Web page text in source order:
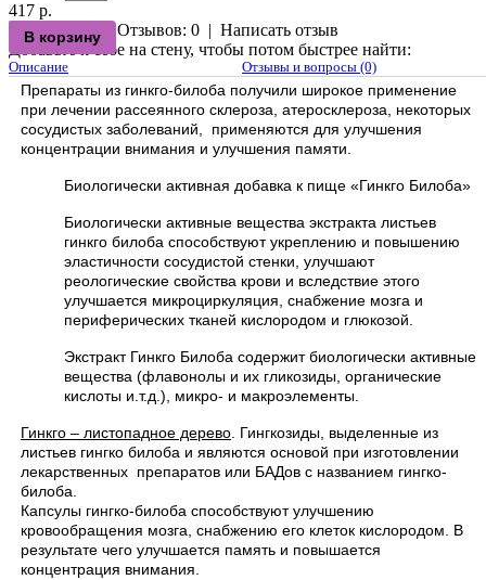
417 р.
Отзывов: 0 | Написать отзыв
Добавьте к себе на стену, чтобы потом быстрее найти:
Описание Отзывы и вопросы (0)
Препараты из гинкго-билоба получили широкое применение
при лечении рассеянного склероза, атеросклероза, некоторых
сосудистых заболеваний, применяются для улучшения
концентрации внимания и улучшения памяти.
Биологически активная добавка к пище «Гинкго Билоба»
Биологически активные вещества экстракта листьев
гинкго билоба способствуют укреплению и повышению
эластичности сосудистой стенки, улучшают
реологические свойства крови и вследствие этого
улучшается микроциркуляция, снабжение мозга и
периферических тканей кислородом и глюкозой.
Экстракт Гинкго Билоба содержит биологически активные
вещества (флавонолы и их гликозиды, органические
кислоты и.т.д.), микро- и макроэлементы.
Гинкго – листопадное дерево . Гингкозиды, выделенные из
листьев гингко билоба и являются основой при изготовлении
лекарственных препаратов или БАДов с названием гингко-
билоба.
Капсулы гингко-билоба способствуют улучшению
кровообращения мозга, снабжению его клеток кислородом. В
результате чего улучшается память и повышается
концентрация внимания.